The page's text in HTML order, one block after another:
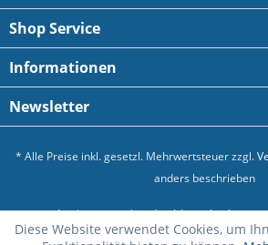
Shop Service
Informationen
Newsletter
* Alle Preise inkl. gesetzl. Mehrwertsteuer zzgl.
anders beschrieben
Kontakt Versand und
Diese Website verwendet Cookies, um